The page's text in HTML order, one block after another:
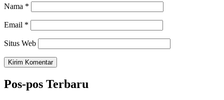
Nama *
Email *
Situs Web
Pos-pos Terbaru